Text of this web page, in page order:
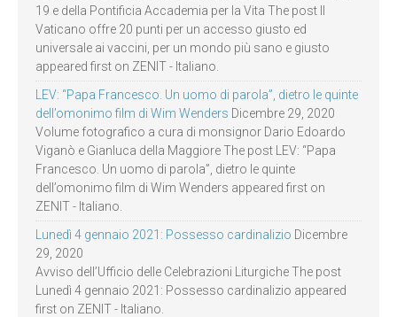
19 e della Pontificia Accademia per la Vita The post Il
Vaticano offre 20 punti per un accesso giusto ed
universale ai vaccini, per un mondo più sano e giusto
appeared first on ZENIT - Italiano.
LEV: “Papa Francesco. Un uomo di parola”, dietro le quinte
dell’omonimo film di Wim Wenders Dicembre 29, 2020
Volume fotografico a cura di monsignor Dario Edoardo
Viganò e Gianluca della Maggiore The post LEV: “Papa
Francesco. Un uomo di parola”, dietro le quinte
dell’omonimo film di Wim Wenders appeared first on
ZENIT - Italiano.
Lunedì 4 gennaio 2021: Possesso cardinalizio Dicembre
29, 2020
Avviso dell’Ufficio delle Celebrazioni Liturgiche The post
Lunedì 4 gennaio 2021: Possesso cardinalizio appeared
first on ZENIT - Italiano.